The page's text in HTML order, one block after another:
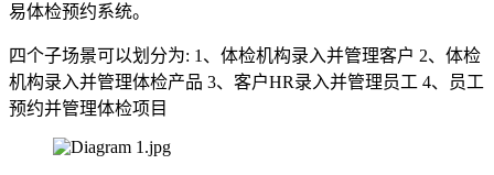
易体检预约系统。
四个子场景可以划分为: 1、体检机构录入并管理客户 2、体检
机构录入并管理体检产品 3、客户HR录入并管理员工 4、员工
预约并管理体检项目